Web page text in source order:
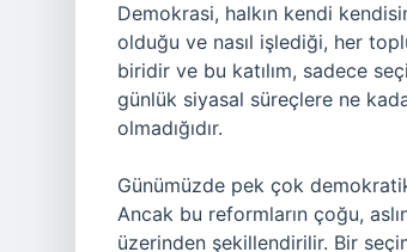
Demokrasi, halkın kendi
olduğu ve nasıl işlediği, her
biridir ve bu katılım, sadece
günlük siyasal süreçlere ne
olmadığıdır.
Günümüzde pek çok
Ancak bu reformların çoğu,
üzerinden şekillendirilir. Bir